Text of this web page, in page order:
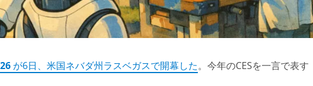
が6日、米国ネバダ州ラスベガスで開幕した。今年のCESを一言で表す